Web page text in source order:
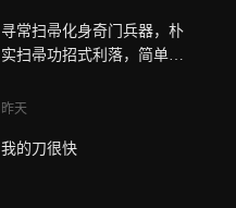
寻常扫帚化身奇门兵器，朴
实扫帚功招式利落，简单器
昨天
我的刀很快